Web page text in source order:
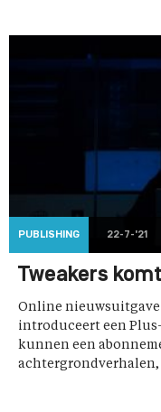
PUBLISHING 22-7-'21
Tweakers
Online
introduceert een
kunnen een
achtergrondverhalen,